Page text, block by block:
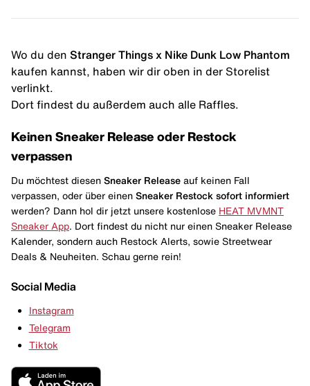
Wo du den Stranger Things x Nike Dunk Low Phantom
kaufen kannst, haben wir dir oben in der Storelist
verlinkt.
Dort findest du außerdem auch alle Raffles.
Keinen Sneaker Release oder Restock
verpassen
Du möchtest diesen Sneaker Release auf keinen Fall
verpassen, oder über einen Sneaker Restock sofort informiert
werden? Dann hol dir jetzt unsere kostenlose HEAT MVMNT
Sneaker App . Dort findest du nicht nur einen Sneaker Release
Kalender, sondern auch Restock Alerts, sowie Streetwear
Deals & Neuheiten. Schau gerne rein!
Social Media
Instagram
Telegram
Tiktok